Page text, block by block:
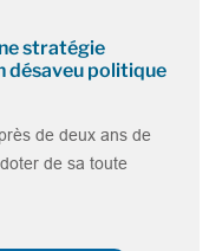
stratégie
désaveu politique
de deux ans de
de sa toute